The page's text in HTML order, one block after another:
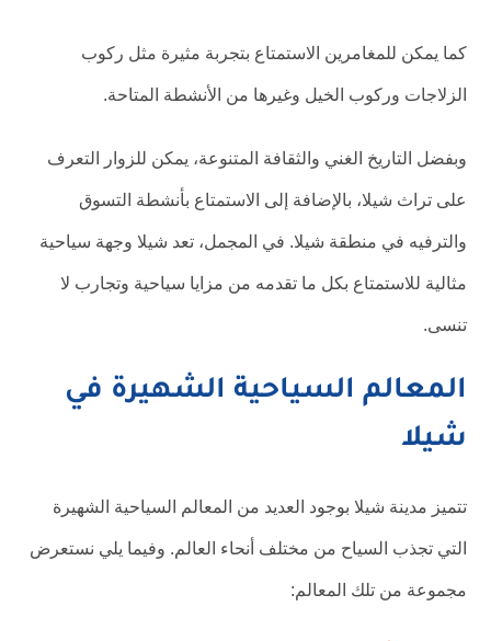
كما يمكن للمغامرين الاستمتاع بتجربة مثيرة مثل ركوب
الزلاجات وركوب الخيل وغيرها من الأنشطة المتاحة.
وبفضل التاريخ الغني والثقافة المتنوعة، يمكن للزوار التعرف
على تراث شيلا، بالإضافة إلى الاستمتاع بأنشطة التسوق
والترفيه في منطقة شيلا. في المجمل، تعد شيلا وجهة سياحية
مثالية للاستمتاع بكل ما تقدمه من مزايا سياحية وتجارب لا
تنسى.
المعالم السياحية الشهيرة في
شيلا
تتميز مدينة شيلا بوجود العديد من المعالم السياحية الشهيرة
التي تجذب السياح من مختلف أنحاء العالم. وفيما يلي نستعرض
مجموعة من تلك المعالم: